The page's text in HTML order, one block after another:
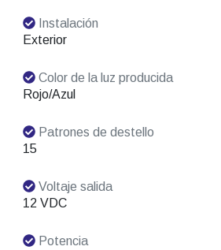
Instalación
Exterior
Color de la luz producida
Rojo/Azul
Patrones de destello
15
Voltaje salida
12 VDC
Potencia